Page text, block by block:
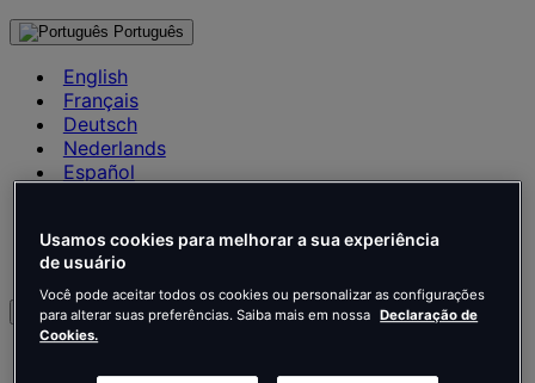
Português
English
Français
Deutsch
Nederlands
Español
Português
Polski
BR
Usamos cookies para melhorar a sua experiência
de usuário
Você pode aceitar todos os cookies ou personalizar as configurações
para alterar suas preferências. Saiba mais em nossa Declaração de
Cookies.